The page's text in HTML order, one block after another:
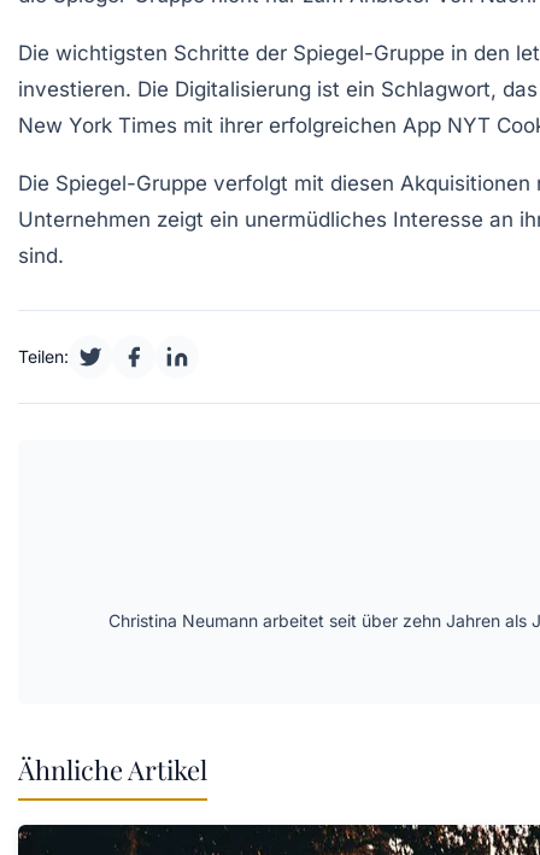
Die wichtigsten Schritte der Spiegel-Gruppe in den
investieren. Die Digitalisierung ist ein Schlagwort,
New York Times mit ihrer erfolgreichen App NYT
Die Spiegel-Gruppe verfolgt mit diesen
Unternehmen zeigt ein unermüdliches Interesse an
sind.
Teilen:
Christina Neumann arbeitet seit über zehn Jahren als
Ähnliche Artikel